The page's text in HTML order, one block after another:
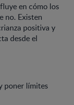
en cómo los
no. Existen
positiva y
desde el
poner límites